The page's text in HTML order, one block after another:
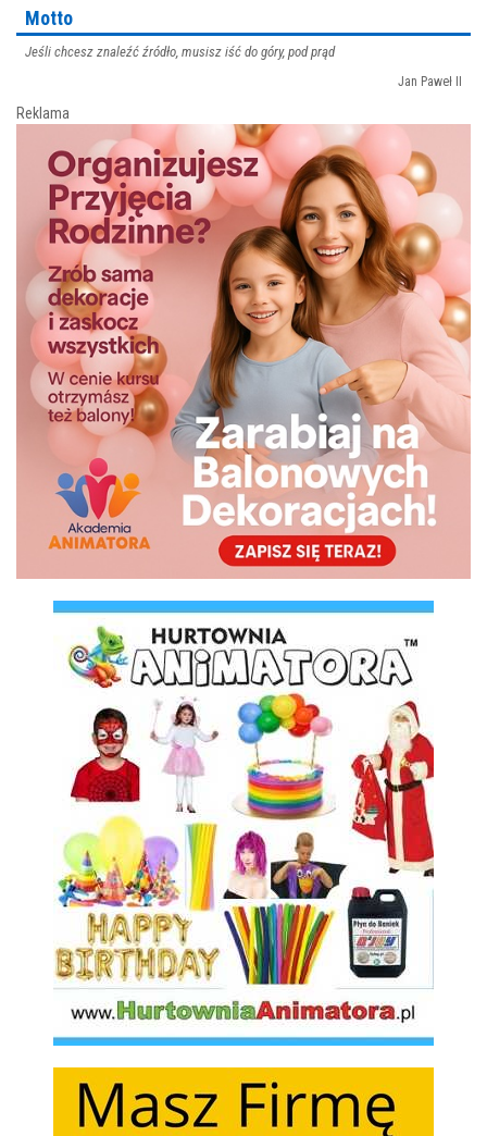
Motto
Jeśli chcesz znaleźć źródło, musisz iść do góry, pod prąd
Jan Paweł II
Reklama